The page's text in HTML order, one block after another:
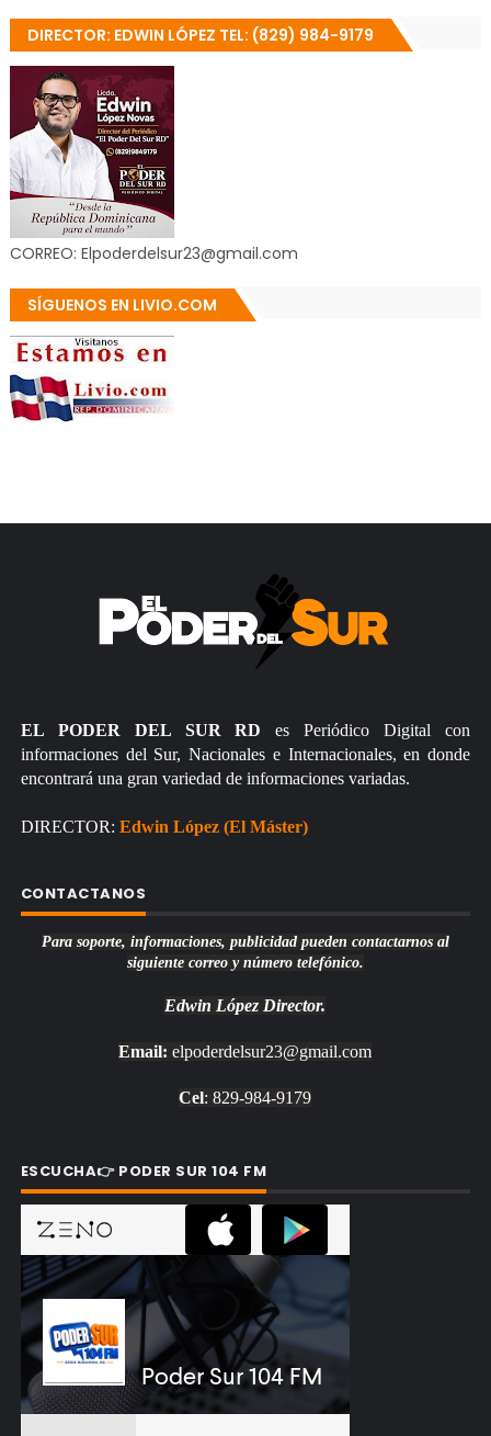
DIRECTOR: EDWIN LÓPEZ TEL: (829) 984-9179
CORREO: Elpoderdelsur23@gmail.com
SÍGUENOS EN LIVIO.COM
EL PODER DEL SUR RD es Periódico Digital con
informaciones del Sur, Nacionales e Internacionales, en donde
encontrará una gran variedad de informaciones variadas.
DIRECTOR: Edwin López (El Máster)
CONTACTANOS
Para soporte, informaciones, publicidad pueden contactarnos al
siguiente correo y número telefónico.
Edwin López Director.
Email: elpoderdelsur23@gmail.com
Cel: 829-984-9179
ESCUCHA👉 PODER SUR 104 FM